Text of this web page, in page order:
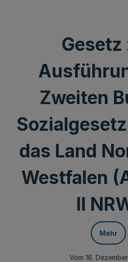
Gesetz
Zweiten
das Land
Westfalen
II
Mehr
Vom 16.